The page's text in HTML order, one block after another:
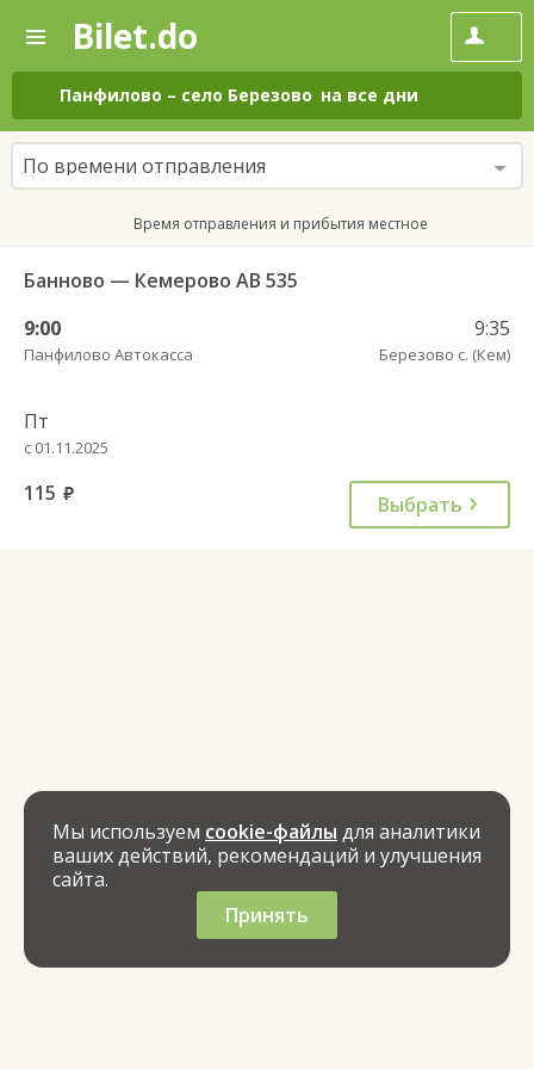
—
Поиск
и
покупка
билетов
на
автобус
онлайн
Bilet.do
Панфилово – село Березово на все дни
По времени отправления
Время отправления и прибытия местное
Банново — Кемерово АВ 535
9:00
Панфилово Автокасса
9:35
Березово с. (Кем)
Пт
с 01.11.2025
115 руб. Выбрать
Мы используем cookie-файлы для аналитики
ваших действий, рекомендаций и улучшения
сайта.
Принять